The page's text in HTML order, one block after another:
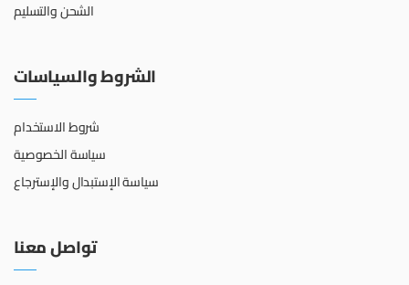
الشحن والتسليم
الشروط والسياسات
شروط الاستخدام
سياسة الخصوصية
سياسة الإستبدال والإسترجاع
تواصل معنا